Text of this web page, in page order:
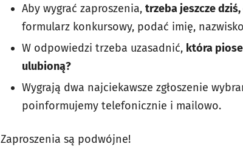
Aby wygrać zaproszenia, trzeba jeszcze dziś,
formularz konkursowy, podać imię,
W odpowiedzi trzeba uzasadnić, która
ulubioną?
Wygrają dwa najciekawsze zgłoszenie
poinformujemy telefonicznie i mailowo.
Zaproszenia są podwójne!